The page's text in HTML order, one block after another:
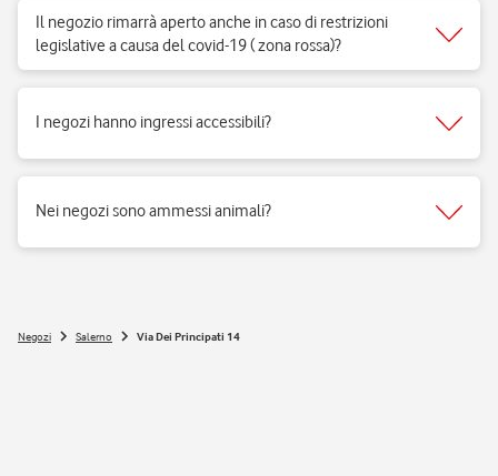
Il negozio rimarrà aperto anche in caso di restrizioni
legislative a causa del covid-19 ( zona rossa)?
I negozi hanno ingressi accessibili?
Nei negozi sono ammessi animali?
Negozi Salerno Via Dei Principati 14